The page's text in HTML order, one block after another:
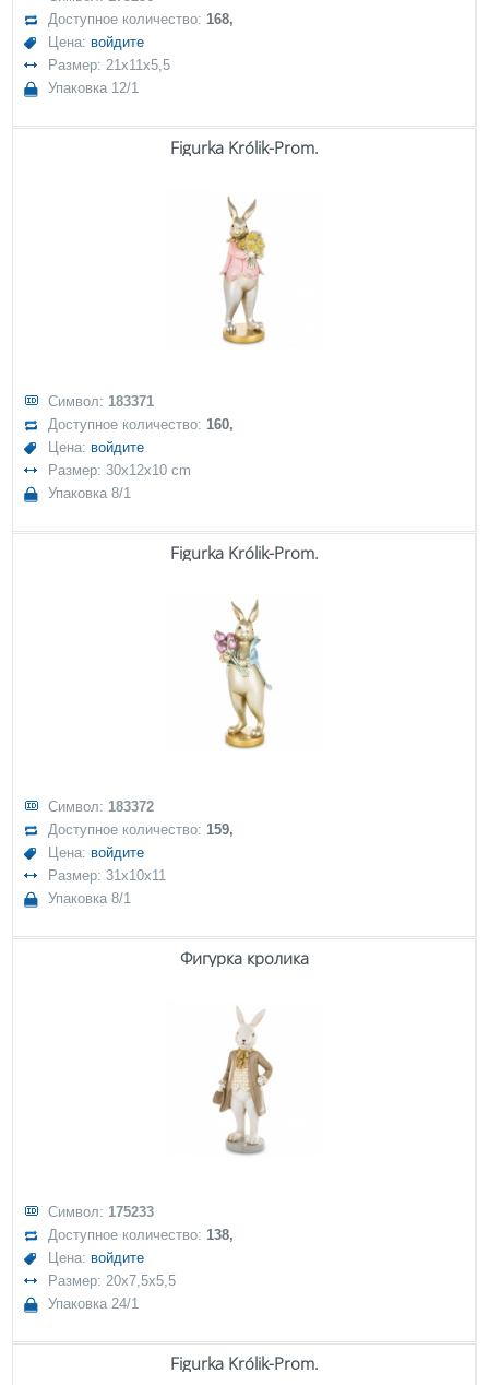
Доступное количество:168,
Цена: войдите
Размер: 21x11x5,5
Упаковка 12/1
Figurka Królik-Prom.
Символ: 183371
Доступное количество:160,
Цена: войдите
Размер: 30x12x10 cm
Упаковка 8/1
Figurka Królik-Prom.
Символ: 183372
Доступное количество:159,
Цена: войдите
Размер: 31x10x11
Упаковка 8/1
Фигурка кролика
Символ: 175233
Доступное количество:138,
Цена: войдите
Размер: 20x7,5x5,5
Упаковка 24/1
Figurka Królik-Prom.